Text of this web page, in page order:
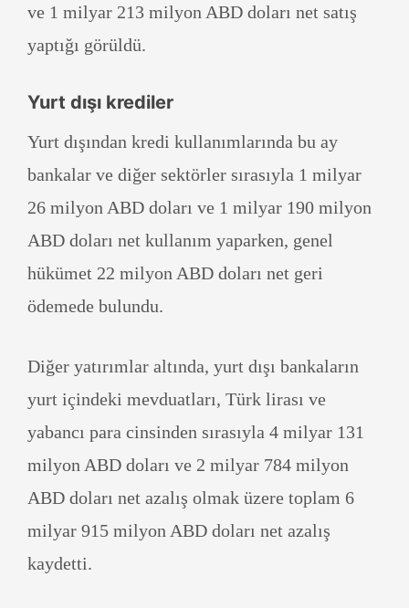
ve 1 milyar 213 milyon ABD doları net satış
yaptığı görüldü.
Yurt dışı krediler
Yurt dışından kredi kullanımlarında bu ay
bankalar ve diğer sektörler sırasıyla 1 milyar
26 milyon ABD doları ve 1 milyar 190 milyon
ABD doları net kullanım yaparken, genel
hükümet 22 milyon ABD doları net geri
ödemede bulundu.
Diğer yatırımlar altında, yurt dışı bankaların
yurt içindeki mevduatları, Türk lirası ve
yabancı para cinsinden sırasıyla 4 milyar 131
milyon ABD doları ve 2 milyar 784 milyon
ABD doları net azalış olmak üzere toplam 6
milyar 915 milyon ABD doları net azalış
kaydetti.